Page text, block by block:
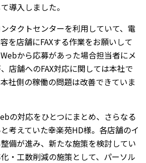
導入しました。
ンタクトセンターを利用していて、電
を店舗にFAXする作業をお願いして
から応募があった場合担当者にメ
店舗へのFAX対応に関しては本社で
社側の稼働の問題は改善できていま
の対応をひとつにまとめ、さらなる
考えていた幸楽苑HD様。各店舗のイ
備が進み、新たな施策を検討してい
・工数削減の施策として、パーソル